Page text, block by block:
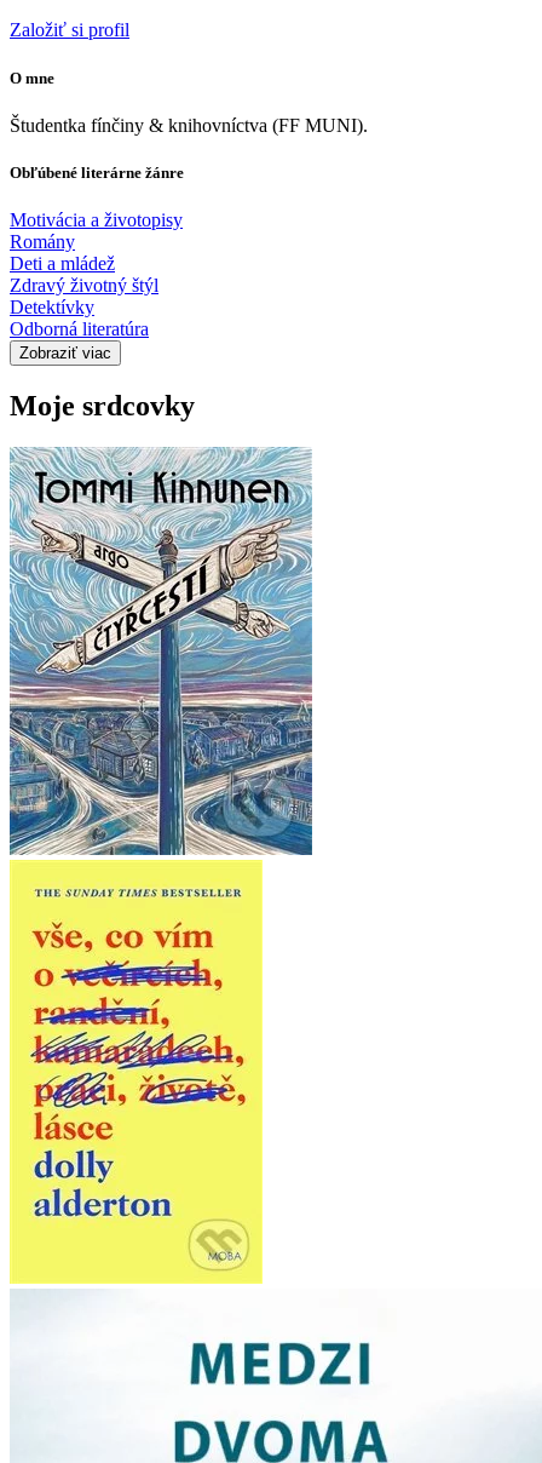
Založiť si profil
O mne
Študentka fínčiny & knihovníctva (FF MUNI).
Obľúbené literárne žánre
Motivácia a životopisy
Romány
Deti a mládež
Zdravý životný štýl
Detektívky
Odborná literatúra
Zobraziť viac
Moje srdcovky